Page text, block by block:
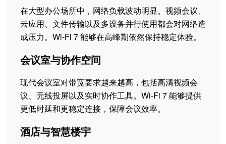
在大型办公场所中，网络负载波动明显。视频会议、
云应用、文件传输以及多设备并行使用都会对网络造
成压力。Wi-Fi 7 能够在高峰期依然保持稳定体验。
会议室与协作空间
现代会议室对带宽要求越来越高，包括高清视频会
议、无线投屏以及实时协作工具。Wi-Fi 7 能够提供
更低时延和更稳定连接，保障会议效率。
酒店与智慧楼宇